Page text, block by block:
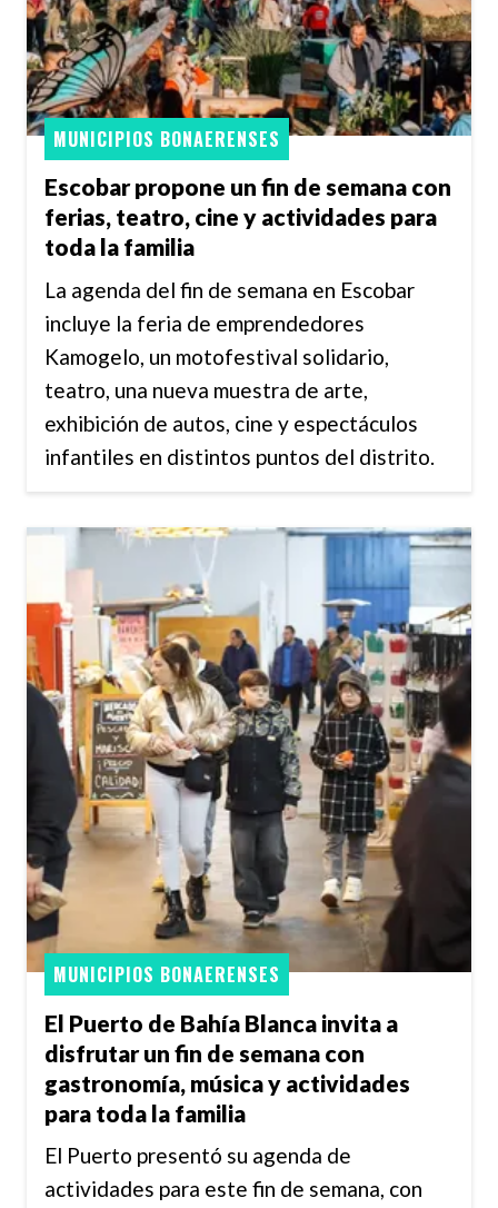
Escobar propone un fin de semana con
ferias, teatro, cine y actividades para
toda la familia
MUNICIPIOS BONAERENSES
La agenda del fin de semana en Escobar
incluye la feria de emprendedores
Kamogelo, un motofestival solidario,
teatro, una nueva muestra de arte,
exhibición de autos, cine y espectáculos
infantiles en distintos puntos del distrito.
El Puerto de Bahía Blanca invita a
disfrutar un fin de semana con
gastronomía, música y actividades
para toda la familia
MUNICIPIOS BONAERENSES
El Puerto presentó su agenda de
actividades para este fin de semana, con